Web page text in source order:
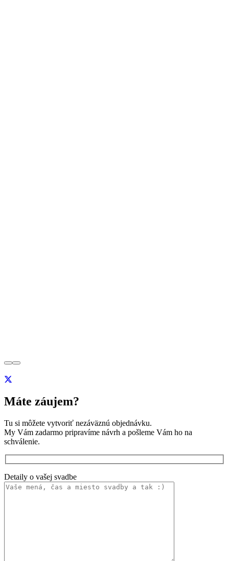
Máte záujem?
Tu si môžete vytvoriť nezáväznú objednávku.
My Vám zadarmo pripravíme návrh a pošleme Vám ho na
schválenie.
Detaily o vašej svadbe